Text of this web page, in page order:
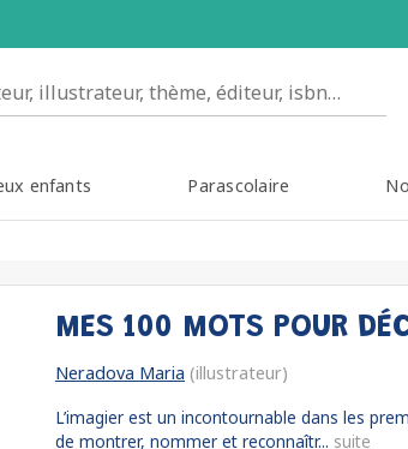
enfants Parascolaire
MES 100 MOTS POUR
Neradova Maria (illustrateur)
L’imagier est un incontournable dans les
de montrer, nommer et reconnaîtr... suite